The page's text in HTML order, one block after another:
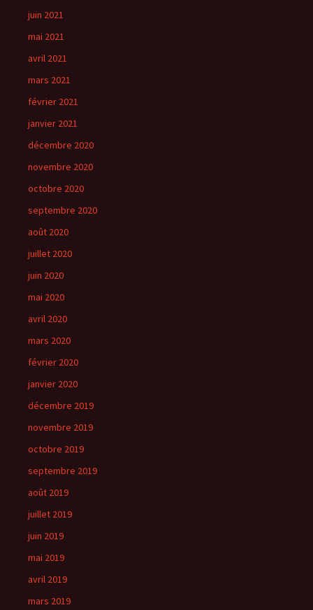
juin 2021
mai 2021
avril 2021
mars 2021
février 2021
janvier 2021
décembre 2020
novembre 2020
octobre 2020
septembre 2020
août 2020
juillet 2020
juin 2020
mai 2020
avril 2020
mars 2020
février 2020
janvier 2020
décembre 2019
novembre 2019
octobre 2019
septembre 2019
août 2019
juillet 2019
juin 2019
mai 2019
avril 2019
mars 2019